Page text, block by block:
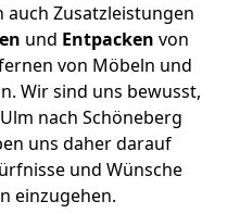
Zusatzleistungen
und Entpacken von
von Möbeln und
Wir sind uns bewusst,
nach Schöneberg
uns daher darauf
und Wünsche
einzugehen.